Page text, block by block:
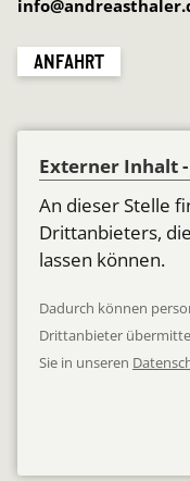
ANFAHRT
Externer Inhalt
An dieser Stelle
Drittanbieters,
lassen können.
Dadurch können
Drittanbieter
Sie in unseren